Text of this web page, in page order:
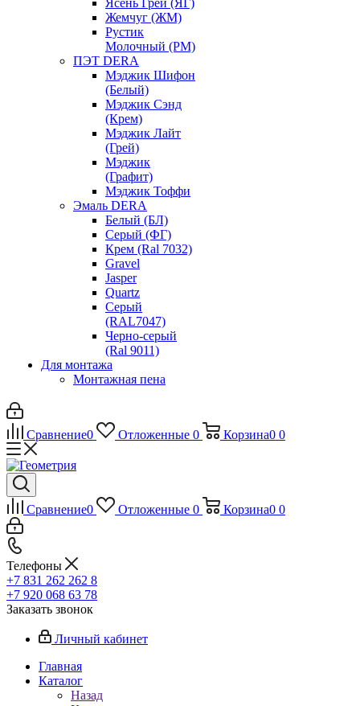
Ясень Грей (ЯГ)
Жемчуг (ЖМ)
Рустик
Молочный (РМ)
ПЭТ DERA
Мэджик Шифон
(Белый)
Мэджик Сэнд
(Крем)
Мэджик Лайт
(Грей)
Мэджик
(Графит)
Мэджик Тоффи
Эмаль DERA
Белый (БЛ)
Серый (ФГ)
Крем (Ral 7032)
Gravel
Jasper
Quartz
Серый
(RAL7047)
Черно-серый
(Ral 9011)
Для монтажа
Монтажная пена
Сравнение0 Отложенные 0 Корзина0 0
Сравнение0 Отложенные 0 Корзина0 0
Телефоны
+7 831 262 262 8
+7 920 068 63 78
Заказать звонок
Личный кабинет
Главная
Каталог
Назад